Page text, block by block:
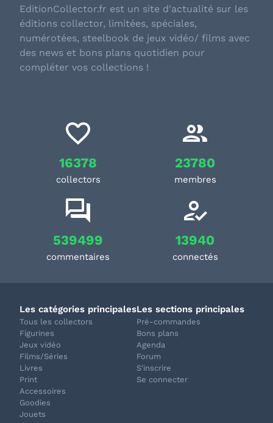
EditionCollector.fr est un site d'actualité sur les
éditions collector, limitées, spéciales,
numérotées, steelbook de jeux vidéo/ films avec
des news et bons plans quotidien pour
compléter vos collections !
16378
collectors
23780
membres
539499
commentaires
13940
connectés
Les catégories principales
Tous les collectors
Figurines
Jeux vidéo
Films/Séries
Livres
Print
Accessoires
Goodies
Jouets
Les sections principales
Pré-commandes
Bons plans
Agenda
Forum
S'inscrire
Se connecter